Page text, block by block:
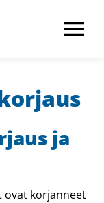
ja
ovat korjanneet